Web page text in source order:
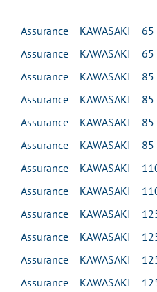
Assurance KAWASAKI
Assurance KAWASAKI
Assurance KAWASAKI 85
Assurance KAWASAKI 85
Assurance KAWASAKI 85
Assurance KAWASAKI 85
Assurance KAWASAKI
Assurance KAWASAKI
Assurance KAWASAKI
Assurance KAWASAKI
Assurance KAWASAKI
Assurance KAWASAKI